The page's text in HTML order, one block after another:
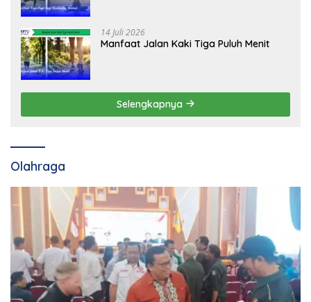
14 Juli 2026
Manfaat Jalan Kaki Tiga Puluh Menit
Selengkapnya
Olahraga